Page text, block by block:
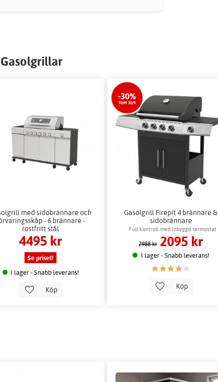
med sidobrännare och
- 6 brännare -
rostfritt stål
4495 kr
Se priset!
I lager - Snabb leverans!
Köp
-30%
TOM 30/9
Gasolgrill Firepit 4 brännare &
sidobrännare
Full kontroll med inbyggd termostat
2988 kr 2095 kr
I lager - Snabb leverans!
Köp